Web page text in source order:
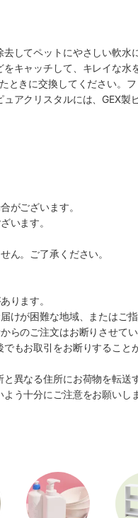
してペットにやさしい軟
キャッチして、キレイな
きに交換してください。
アクリスタルには、GEX製
がございます。
います。
ん。ご了承ください。
ります。
が困難な地域、またはご
のご注文はお断りさせて
もお取引をお断りすること
異なる住所にお荷物を転
う十分にご注意をお願いしま